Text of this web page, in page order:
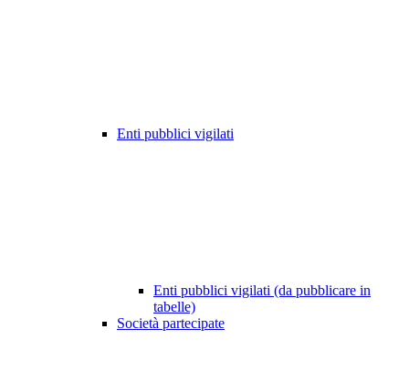
Enti pubblici vigilati
Enti pubblici vigilati (da pubblicare in
tabelle)
Società partecipate